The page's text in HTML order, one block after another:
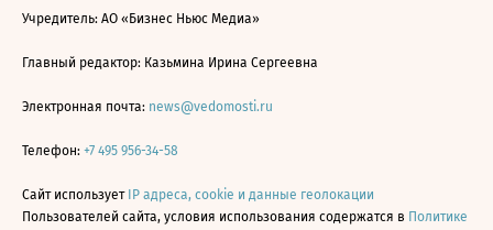
Учредитель: АО «Бизнес Ньюс Медиа»
Главный редактор: Казьмина Ирина Сергеевна
Электронная почта: news@vedomosti.ru
Телефон: +7 495 956-34-58
Сайт использует IP адреса, cookie и данные геолокации
Пользователей сайта, условия использования содержатся в Политике